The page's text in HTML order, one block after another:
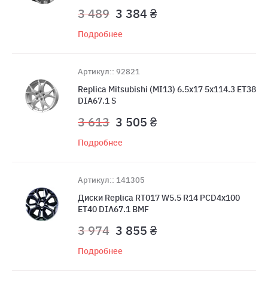
3 489 3 384 ₴
Подробнее
Артикул:: 92821
Replica Mitsubishi (MI13) 6.5x17 5x114.3 ET38
DIA67.1 S
3 613 3 505 ₴
Подробнее
Артикул:: 141305
Диски Replica RT017 W5.5 R14 PCD4x100
ET40 DIA67.1 BMF
3 974 3 855 ₴
Подробнее